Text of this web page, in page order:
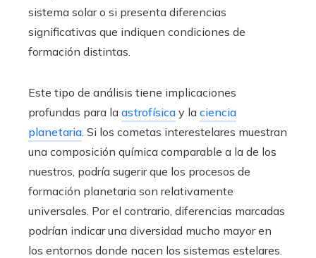
sistema solar o si presenta diferencias
significativas que indiquen condiciones de
formación distintas.
Este tipo de análisis tiene implicaciones
profundas para la astrofísica y la ciencia
planetaria. Si los cometas interestelares muestran
una composición química comparable a la de los
nuestros, podría sugerir que los procesos de
formación planetaria son relativamente
universales. Por el contrario, diferencias marcadas
podrían indicar una diversidad mucho mayor en
los entornos donde nacen los sistemas estelares.